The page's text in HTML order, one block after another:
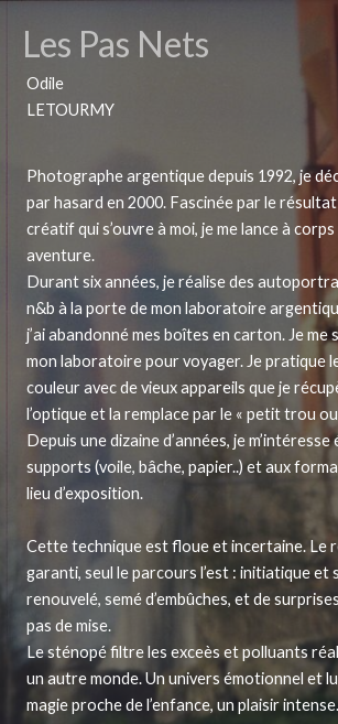
Les Pas Nets
Odile
LETOURMY
Photographe argentique depuis 1992, je
par hasard en 2000. Fascinée par le résultat
créatif qui s’ouvre à moi, je me lance à
aventure.
Durant six années, je réalise des
n&b à la porte de mon laboratoire
j’ai abandonné mes boîtes en carton. Je me
mon laboratoire pour voyager. Je pratique
couleur avec de vieux appareils que je
l’optique et la remplace par le « petit trou
Depuis une dizaine d’années, je
supports (voile, bâche, papier..) et aux
lieu d’exposition.
Cette technique est floue et incertaine. Le
garanti, seul le parcours l’est : initiatique et
renouvelé, semé d’embûches, et de
pas de mise.
Le sténopé filtre les exceès et polluants
un autre monde. Un univers émotionnel et
magie proche de l’enfance, un plaisir